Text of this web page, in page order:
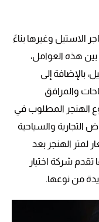
الاستيل وغيرها بناءً
هذه العوامل،
بالإضافة إلى
والمرافق
الهنجر المطلوب في
التجارية والسياحية
لمتر الهنجر بعد
شركة اختيار
من نوعها.